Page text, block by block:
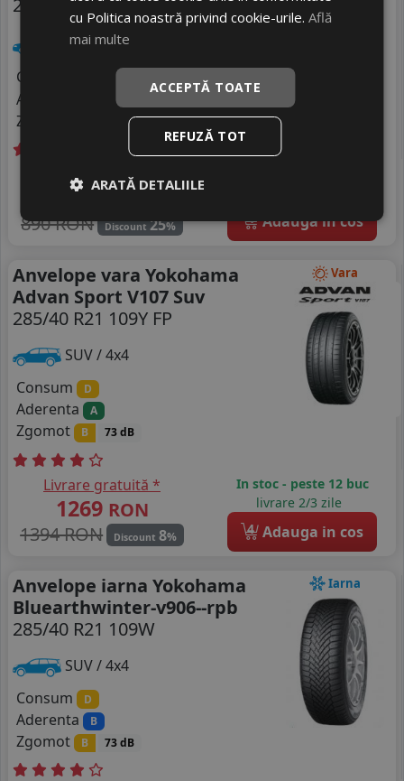
285/40 R21 109Y DOT 25
Turisme
Consum
Aderenta
Zgomot 73 dB
Livrare gratuită *
665
890 RON
Discount 25%
4 Adauga in cos
Vara
Anvelope vara Yokohama
Advan Sport V107 Suv
285/40 R21 109Y FP
SUV / 4x4
Consum
D
Aderenta A
Zgomot B 73 dB
Livrare gratuită *
1269 RON
1394 RON
Discount 8%
In stoc - peste 12 buc
livrare 2/3 zile
4 Adauga in cos
Iarna
Anvelope iarna Yokohama
Bluearthwinter-v906--rpb
285/40 R21 109W
SUV / 4x4
Consum
D
Aderenta B
Zgomot B 73 dB
cu Politica noastră privind cookie-urile.Află
mai multe
ACCEPTĂ TOATE
REFUZĂ TOT
ARATĂ DETALIILE